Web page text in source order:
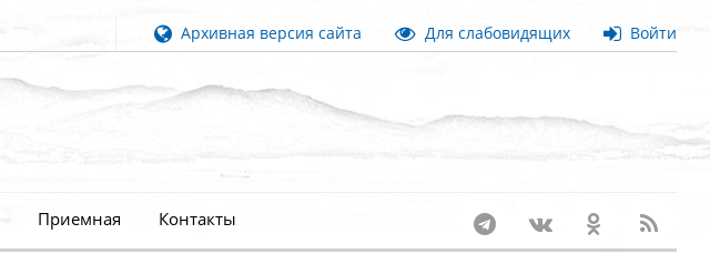
Архивная версия сайта Для слабовидящих Войти
Приемная Контакты